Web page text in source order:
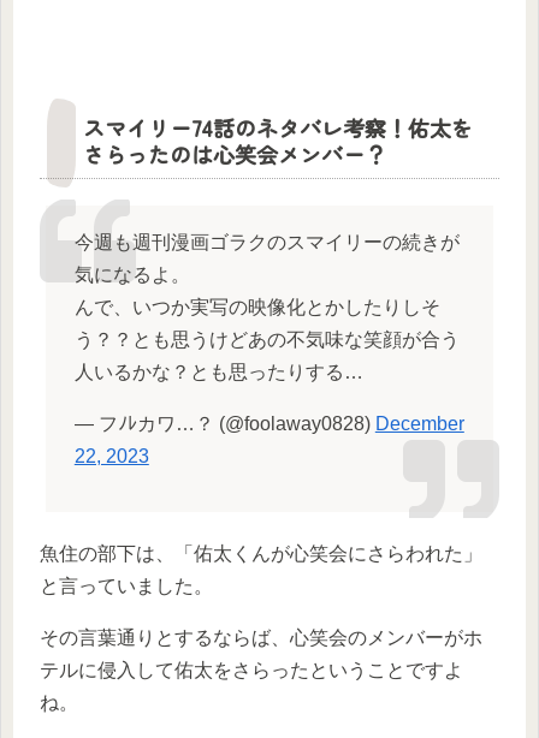
スマイリー74話のネタバレ考察！佑太を
さらったのは心笑会メンバー？
今週も週刊漫画ゴラクのスマイリーの続きが
気になるよ。
んで、いつか実写の映像化とかしたりしそ
う？？とも思うけどあの不気味な笑顔が合う
人いるかな？とも思ったりする…
— フﾉﾚカワ…？ (@foolaway0828) December
22, 2023
魚住の部下は、「佑太くんが心笑会にさらわれた」
と言っていました。
その言葉通りとするならば、心笑会のメンバーがホ
テルに侵入して佑太をさらったということですよ
ね。